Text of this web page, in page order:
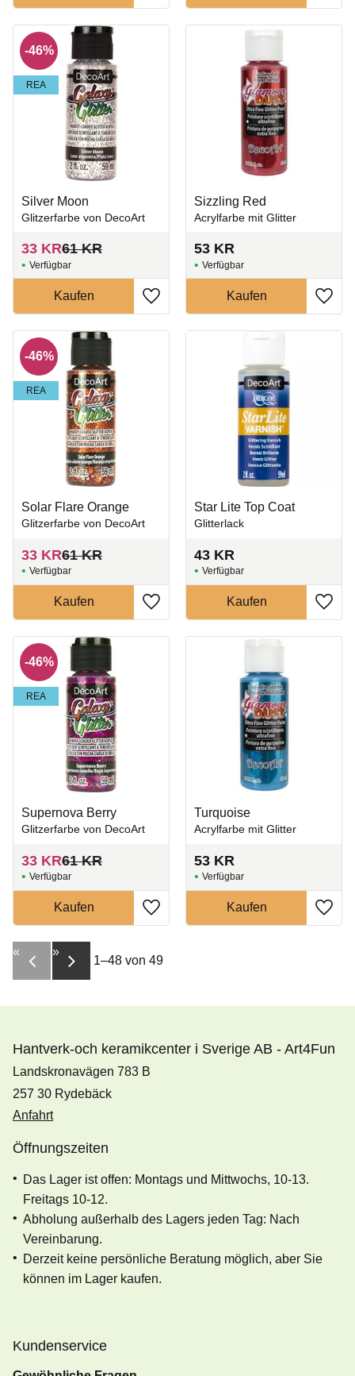
Silver Moon
Glitzerfarbe von DecoArt
33 KR61KR
46%
REA
Zu Favoriten hinzufügen
Sizzling Red
Acrylfarbe mit Glitter
53 KR
Zu
Solar Flare Orange
Glitzerfarbe von DecoArt
33 KR61KR
46%
REA
Zu Favoriten hinzufügen
Star Lite Top Coat
Glitterlack
43 KR
Zu
Supernova Berry
Glitzerfarbe von DecoArt
33 KR61KR
46%
REA
Zu Favoriten hinzufügen
Turquoise
Acrylfarbe mit Glitter
53 KR
Zu
1–48 von 49
« »
Hantverk-och keramikcenter i Sverige AB - Art4Fun
Landskronavägen 783 B
257 30 Rydebäck
Anfahrt
Öffnungszeiten
Das Lager ist offen: Montags und Mittwochs, 10-13.
Freitags 10-12.
Abholung außerhalb des Lagers jeden Tag: Nach
Vereinbarung.
Derzeit keine persönliche Beratung möglich, aber Sie
können im Lager kaufen.
Kundenservice